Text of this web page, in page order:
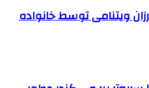
ویتنامی توسط خانواده